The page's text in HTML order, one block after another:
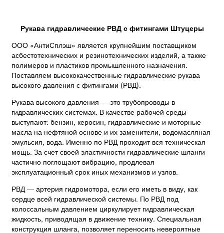
Рукава гидравлические РВД с фитингами Штуцеры
ООО «АнтиСплэш» является крупнейшим поставщиком
асбестотехнических и резинотехнических изделий, а также
полимеров и пластиков промышленного назначения.
Поставляем высококачественные гидравлические рукава
высокого давления с фитингами (РВД).
Рукава высокого давления — это трубопроводы в
гидравлических системах. В качестве рабочей среды
выступают: бензин, керосин, гидравлические и моторные
масла на нефтяной основе и их заменители, водомасляная
эмульсия, вода. Именно по РВД проходит вся техническая
мощь. За счет своей эластичности гидравлические шланги
частично поглощают вибрацию, продлевая
эксплуатационный срок иных механизмов и узлов.
РВД — артерия гидромотора, если его иметь в виду, как
сердце всей гидравлической системы. По РВД под
колоссальным давлением циркулирует гидравлическая
жидкость, приводящая в движение технику. Специальная
конструкция шланга, позволяет переносить невероятные